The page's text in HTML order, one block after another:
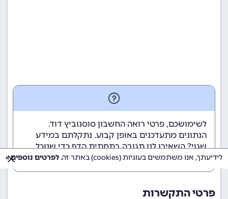
לשימושכם, פרטי רואה החשבון סוסנוביץ דוד.
הנתונים מתעדכנים באופן קבוע. נתקלתם במידע
שגוי? השאירו לנו תגובה בתחתית הדף כדי שנוכל
לטפל בבעיה בהקדם.
פרטי התקשרות
לידיעתך, אנו משתמשים בעוגיות (cookies) באתר זה. לפרטים נוספים »